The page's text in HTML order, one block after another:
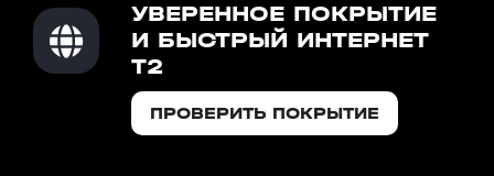
УВЕРЕННОЕ ПОКРЫТИЕ
И БЫСТРЫЙ ИНТЕРНЕТ
T2
ПРОВЕРИТЬ ПОКРЫТИЕ